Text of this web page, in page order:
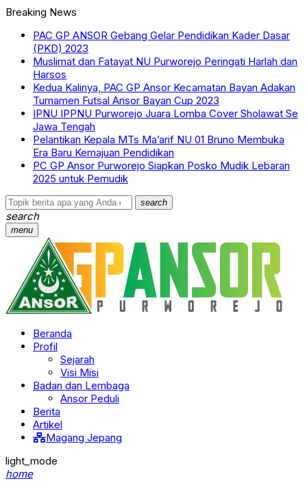
Breaking News
PAC GP ANSOR Gebang Gelar Pendidikan Kader Dasar
(PKD) 2023
Muslimat dan Fatayat NU Purworejo Peringati Harlah dan
Harsos
Kedua Kalinya, PAC GP Ansor Kecamatan Bayan Adakan
Turnamen Futsal Ansor Bayan Cup 2023
IPNU IPPNU Purworejo Juara Lomba Cover Sholawat Se
Jawa Tengah
Pelantikan Kepala MTs Ma’arif NU 01 Bruno Membuka
Era Baru Kemajuan Pendidikan
PC GP Ansor Purworejo Siapkan Posko Mudik Lebaran
2025 untuk Pemudik
search
search
menu
Beranda
Profil
Sejarah
Visi Misi
Badan dan Lembaga
Ansor Peduli
Berita
Artikel
Magang Jepang
light_mode
home